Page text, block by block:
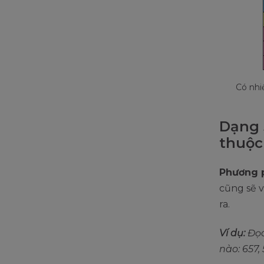
Có
Dạng
Phương
cũng sẽ
ra.
Ví dụ:
nào: 657,